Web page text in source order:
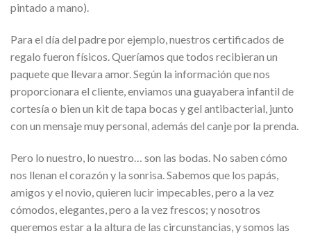
pintado a mano).
Para el día del padre por ejemplo, nuestros certificados de
regalo fueron físicos. Queríamos que todos recibieran un
paquete que llevara amor. Según la información que nos
proporcionara el cliente, enviamos una guayabera infantil de
cortesía o bien un kit de tapa bocas y gel antibacterial, junto
con un mensaje muy personal, además del canje por la prenda.
Pero lo nuestro, lo nuestro… son las bodas. No saben cómo
nos llenan el corazón y la sonrisa. Sabemos que los papás,
amigos y el novio, quieren lucir impecables, pero a la vez
cómodos, elegantes, pero a la vez frescos; y nosotros
queremos estar a la altura de las circunstancias, y somos las